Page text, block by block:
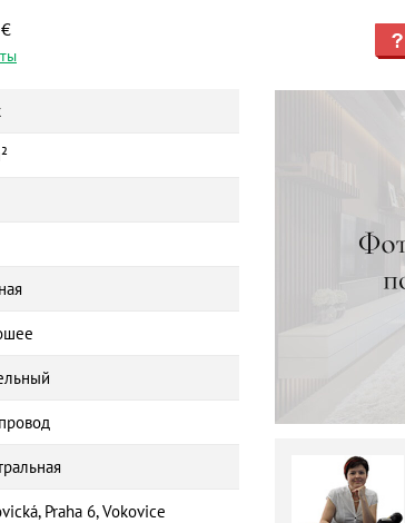
€
Praha 6, Vokovice